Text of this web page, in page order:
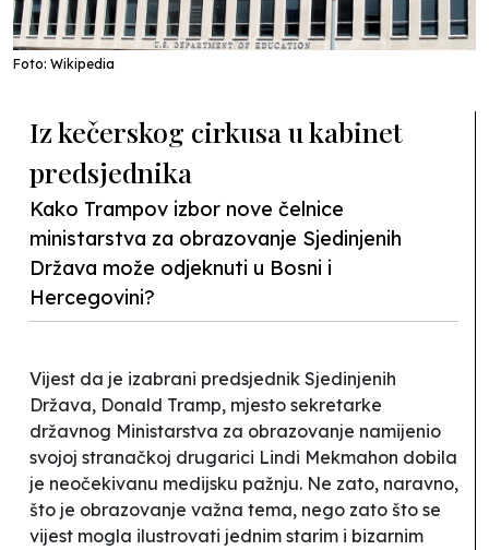
Foto: Wikipedia
Iz kečerskog cirkusa u kabinet
predsjednika
Kako Trampov izbor nove čelnice
ministarstva za obrazovanje Sjedinjenih
Država može odjeknuti u Bosni i
Hercegovini?
Vijest da je izabrani predsjednik Sjedinjenih
Država, Donald Tramp, mjesto sekretarke
državnog Ministarstva za obrazovanje namijenio
svojoj stranačkoj drugarici Lindi Mekmahon dobila
je neočekivanu medijsku pažnju. Ne zato, naravno,
što je obrazovanje važna tema, nego zato što se
vijest mogla ilustrovati jednim starim i bizarnim